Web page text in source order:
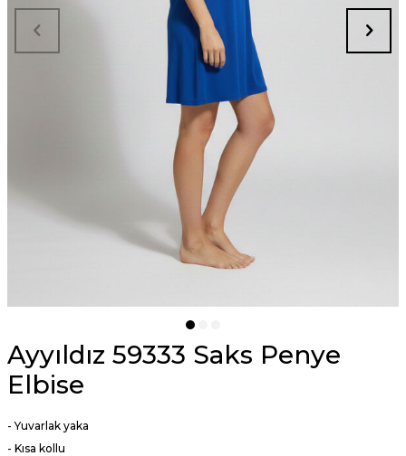
Ayyıldız 59333 Saks Penye
Elbise
- Yuvarlak yaka
- Kısa kollu